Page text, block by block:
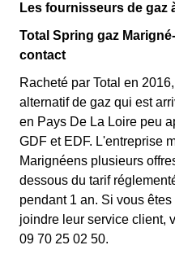
Les fournisseurs de gaz
Total Spring gaz
contact
Racheté par Total en
alternatif de gaz qui est
en Pays De La Loire peu
GDF et EDF. L'entreprise
Marignéens plusieurs
dessous du tarif
pendant 1 an. Si vous
joindre leur service client,
09 70 25 02 50.